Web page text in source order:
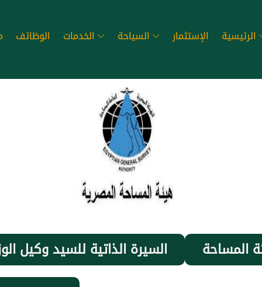
الوظائف الخدمات السياحة الإستثمار الرئيسية
السيرة الذاتية للسيد وكيل المساحة